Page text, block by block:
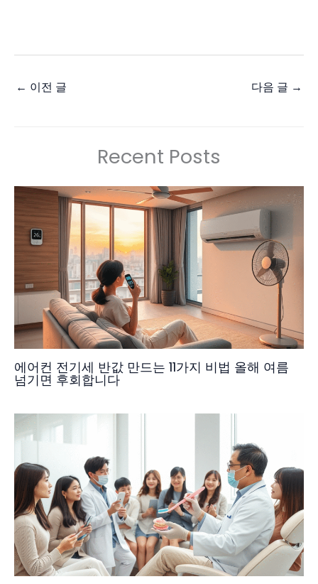
← 이전 글 다음 글 →
Recent Posts
에어컨 전기세 반값 만드는 11가지 비법 올해 여름
넘기면 후회합니다